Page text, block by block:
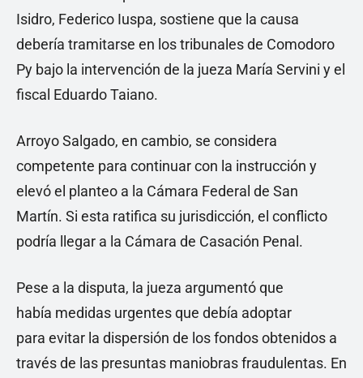
Isidro, Federico Iuspa, sostiene que la causa
debería tramitarse en los tribunales de Comodoro
Py bajo la intervención de la jueza María Servini y el
fiscal Eduardo Taiano.
Arroyo Salgado, en cambio, se considera
competente para continuar con la instrucción y
elevó el planteo a la Cámara Federal de San
Martín. Si esta ratifica su jurisdicción, el conflicto
podría llegar a la Cámara de Casación Penal.
Pese a la disputa, la jueza argumentó que
había medidas urgentes que debía adoptar
para evitar la dispersión de los fondos obtenidos a
través de las presuntas maniobras fraudulentas. En